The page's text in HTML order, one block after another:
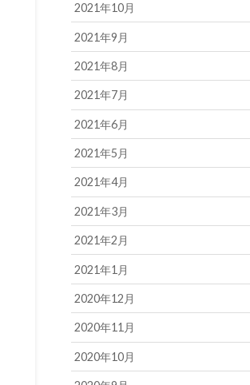
2021年10月
2021年9月
2021年8月
2021年7月
2021年6月
2021年5月
2021年4月
2021年3月
2021年2月
2021年1月
2020年12月
2020年11月
2020年10月